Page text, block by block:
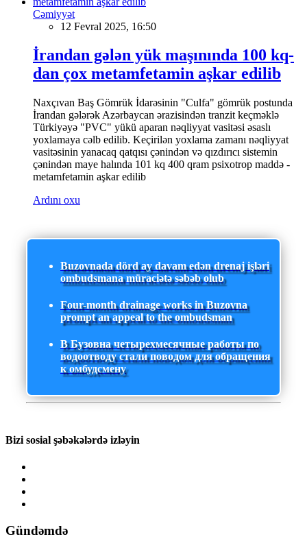
Cəmiyyət
12 Fevral 2025, 16:50
İrandan gələn yük maşınında 100 kq-
dan çox metamfetamin aşkar edilib
Naxçıvan Baş Gömrük İdarəsinin "Culfa" gömrük postunda
İrandan gələrək Azərbaycan ərazisindən tranzit keçməklə
Türkiyəyə "PVC" yükü aparan nəqliyyat vasitəsi əsaslı
yoxlamaya cəlb edilib. Keçirilən yoxlama zamanı nəqliyyat
vasitəsinin yanacaq qatqısı çənindən və qızdırıcı sistemin
çənindən maye halında 101 kq 400 qram psixotrop maddə -
metamfetamin aşkar edilib
Ardını oxu
Buzovnada dörd ay davam edən drenaj işləri
ombudsmana müraciətə səbəb olub
Four-month drainage works in Buzovna
prompt an appeal to the ombudsman
В Бузовна четырехмесячные работы по
водоотводу стали поводом для обращения
к омбудсмену
Bizi sosial şəbəkələrdə izləyin
Gündəmdə